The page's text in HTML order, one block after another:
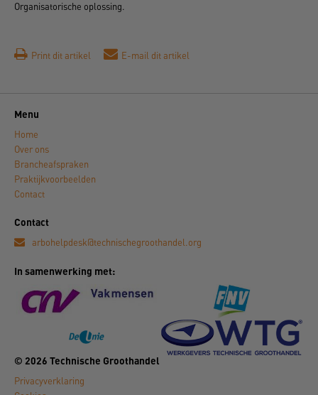
Organisatorische oplossing.
Print dit artikel E-mail dit artikel
Menu
Home
Over ons
Brancheafspraken
Praktijkvoorbeelden
Contact
Contact
arbohelpdesk@technischegroothandel.org
In samenwerking met:
© 2026 Technische Groothandel
Privacyverklaring